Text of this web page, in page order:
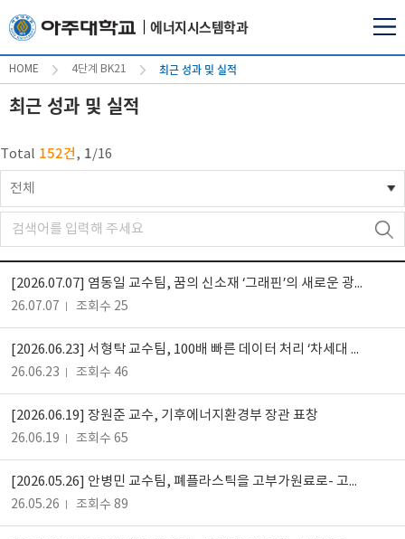
에너지시스템학과
HOME 4단계 BK21 최근 성과 및 실적
최근 성과 및 실적
Total 152건, 1/16
전체
[2026.07.07] 염동일 교수팀, 꿈의 신소재 ‘그래핀’의 새로운 광특성 규명
26.07.07 조회수 25
[2026.06.23] 서형탁 교수팀, 100배 빠른 데이터 처리 ‘차세대 지능형 센싱 기술’ 개발
26.06.23 조회수 46
[2026.06.19] 장원준 교수, 기후에너지환경부 장관 표창
26.06.19 조회수 65
[2026.05.26] 안병민 교수팀, 폐플라스틱을 고부가원료로- 고엔트로피 촉매 활용 업사이클링 기술 개발
26.05.26 조회수 89